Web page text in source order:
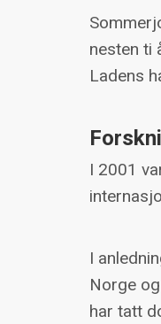
nesten ti
Ladens
I 2001
I
Norge
har tatt